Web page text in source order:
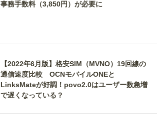
事務手数料（3,850円）が必要に
【2022年6月版】格安SIM（MVNO）19回線の
通信速度比較 OCNモバイルONEと
LinksMateが好調！povo2.0はユーザー数急増
で遅くなっている？